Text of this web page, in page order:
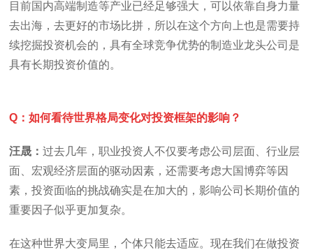
目前国内高端制造等产业已经足够强大，可以依靠自身力量
去出海，去更好的市场比拼，所以在这个方向上也是需要持
续挖掘投资机会的，具有全球竞争优势的制造业龙头公司是
具有长期投资价值的。
Q：如何看待世界格局变化对投资框架的影响？
汪晟：过去几年，职业投资人不仅要考虑公司层面、行业层
面、宏观经济层面的驱动因素，还需要考虑大国博弈等因
素，投资面临的挑战确实是在加大的，影响公司长期价值的
重要因子似乎更加复杂。
在这种世界大变局里，个体只能去适应。现在我们在做投资